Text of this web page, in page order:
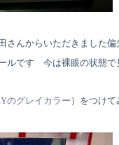
さんからいただきました
ルです 今は裸眼の状態で
のグレイカラー ）をつけ